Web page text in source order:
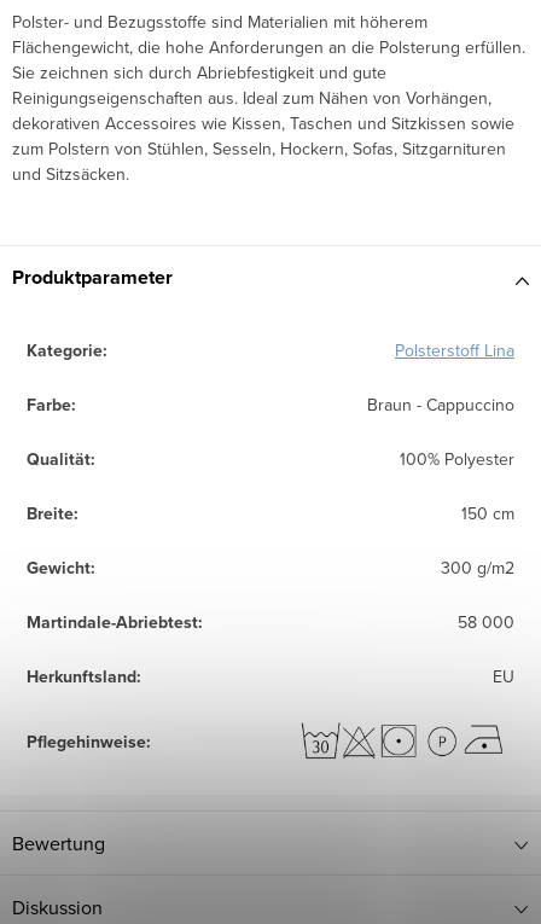
Polster- und Bezugsstoffe sind Materialien mit höherem
Flächengewicht, die hohe Anforderungen an die Polsterung erfüllen.
Sie zeichnen sich durch Abriebfestigkeit und gute
Reinigungseigenschaften aus. Ideal zum Nähen von Vorhängen,
dekorativen Accessoires wie Kissen, Taschen und Sitzkissen sowie
zum Polstern von Stühlen, Sesseln, Hockern, Sofas, Sitzgarnituren
und Sitzsäcken.
Produktparameter
Kategorie: Polsterstoff Lina
Farbe: Braun - Cappuccino
Qualität: 100% Polyester
Breite: 150 cm
Gewicht: 300 g/m2
Martindale-Abriebtest: 58 000
Herkunftsland: EU
Pflegehinweise:
Bewertung
Diskussion